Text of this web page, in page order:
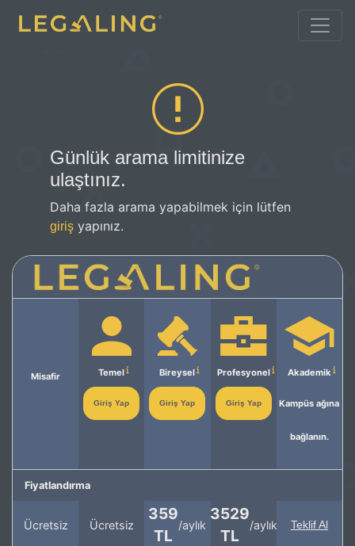
Günlük arama limitinize
ulaştınız.
Daha fazla arama yapabilmek için lütfen
giriş yapınız.
Misafir Temel
Giriş Yap
Bireysel
Giriş Yap
Profesyonel
Giriş Yap
Akademik
Kampüs ağına
bağlanın.
Fiyatlandırma
Ücretsiz Ücretsiz
359
TL
/aylık
3529
TL
/aylık Teklif Al